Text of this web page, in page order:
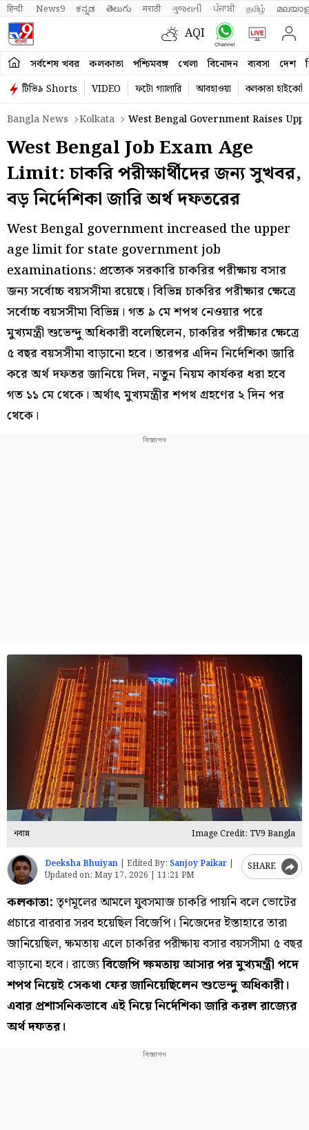
हिन्दी News9 ಕನ್ನಡ తెలుగు मराठी ગુજરાતી ਪੰਜਾਬੀ தமிழ்
AQI
সর্বশেষ খবর কলকাতা পশ্চিমবঙ্গ খেলা বিনোদন ব্যবসা দেশ
টিভি৯ Shorts VIDEO ফটো গ্যালারি আবহাওয়া
কলকাতা হাইকোর্ট
Bangla News
Kolkata West Bengal Government Raises
West Bengal Job Exam Age
Limit: চাকরি পরীক্ষার্থীদের জন্য সুখবর,
বড় নির্দেশিকা জারি অর্থ দফতরের
West Bengal government increased the upper
age limit for state government job
examinations: প্রত্যেক সরকারি চাকরির পরীক্ষায় বসার
জন্য সর্বোচ্চ বয়সসীমা রয়েছে। বিভিন্ন চাকরির পরীক্ষার ক্ষেত্রে
সর্বোচ্চ বয়সসীমা বিভিন্ন। গত ৯ মে শপথ নেওয়ার পরে
মুখ্যমন্ত্রী শুভেন্দু অধিকারী বলেছিলেন, চাকরির পরীক্ষার ক্ষেত্রে
৫ বছর বয়সসীমা বাড়ানো হবে। তারপর এদিন নির্দেশিকা জারি
করে অর্থ দফতর জানিয়ে দিল, নতুন নিয়ম কার্যকর ধরা হবে
গত ১১ মে থেকে। অর্থাৎ মুখ্যমন্ত্রীর শপথ গ্রহণের ২ দিন পর
থেকে।
নবান্ন Image Credit: TV9 Bangla
Deeksha Bhuiyan Edited By: Sanjoy Paikar
Updated on: May 17, 2026 | 11:21 PM
SHARE
কলকাতা:তৃণমূলের আমলে যুবসমাজ চাকরি পায়নি বলে ভোটের
প্রচারে বারবার সরব হয়েছিল বিজেপি। নিজেদের ইস্তাহারে তারা
জানিয়েছিল, ক্ষমতায় এলে চাকরির পরীক্ষায় বসার বয়সসীমা ৫ বছর
বাড়ানো হবে। রাজ্যেবিজেপি ক্ষমতায় আসার পর মুখ্যমন্ত্রী পদে
শপথ নিয়েই সেকথা ফের জানিয়েছিলেন শুভেন্দু অধিকারী।
এবার প্রশাসনিকভাবে এই নিয়ে নির্দেশিকা জারি করল রাজ্যের
অর্থ দফতর।